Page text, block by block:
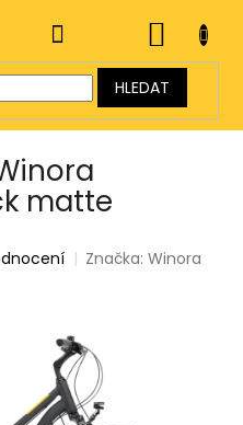
HLEDAT
KOŠÍK
matte
Značka:Winora